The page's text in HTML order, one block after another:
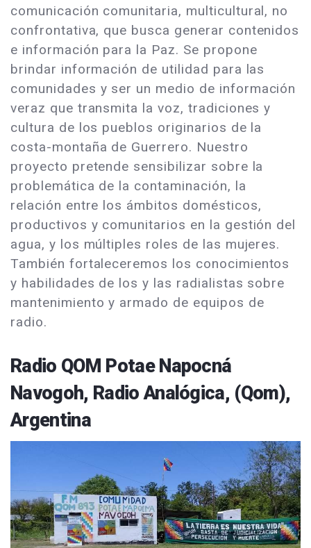
comunicación comunitaria, multicultural, no
confrontativa, que busca generar contenidos
e información para la Paz. Se propone
brindar información de utilidad para las
comunidades y ser un medio de información
veraz que transmita la voz, tradiciones y
cultura de los pueblos originarios de la
costa-montaña de Guerrero. Nuestro
proyecto pretende sensibilizar sobre la
problemática de la contaminación, la
relación entre los ámbitos domésticos,
productivos y comunitarios en la gestión del
agua, y los múltiples roles de las mujeres.
También fortaleceremos los conocimientos
y habilidades de los y las radialistas sobre
mantenimiento y armado de equipos de
radio.
Radio QOM Potae Napocná
Navogoh, Radio Analógica, (Qom),
Argentina